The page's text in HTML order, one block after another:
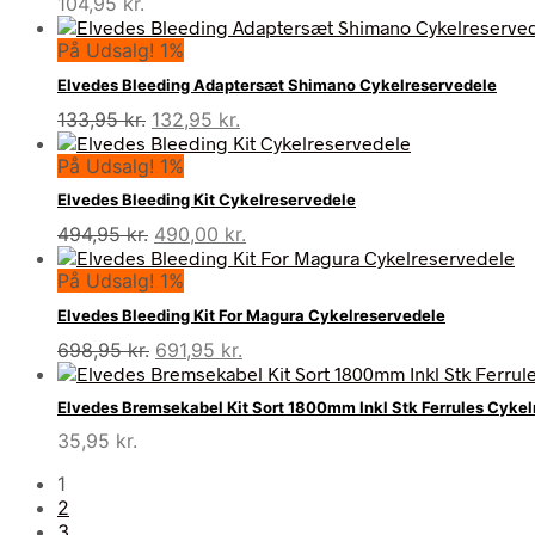
På Udsalg! 1%
Elvedes Bleeding Adaptersæt Shimano Cykelreservedele
133,95kr. Den
oprindelige
pris
var:
133,95 kr..
132,95 kr.
aktuelle
er:
132,95 kr..
På Udsalg! 1%
Elvedes Bleeding Kit Cykelreservedele
494,95kr. Den
oprindelige
pris
var:
494,95 kr..
490,00 kr.
aktuelle
er:
490,00 kr..
På Udsalg! 1%
Elvedes Bleeding Kit For Magura Cykelreservedele
698,95kr. Den
oprindelige
pris
var:
691,95 kr.
aktuelle
pris
er:
Elvedes Bremsekabel Kit Sort 1800mm Inkl Stk Ferrules
35,95 kr.
1
2